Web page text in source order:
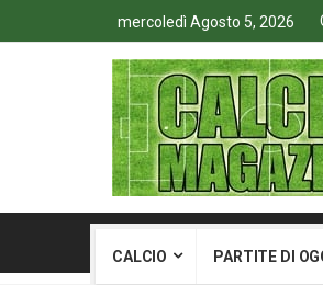
mercoledì Agosto 5, 2026
CALCIO PARTITE DI